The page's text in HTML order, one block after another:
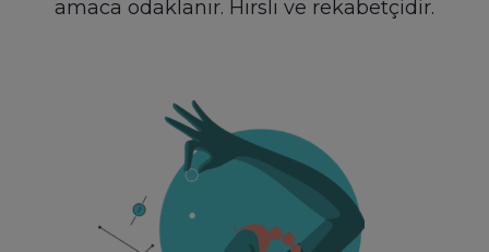
amaca odaklanır. Hırslı ve rekabetçidir.